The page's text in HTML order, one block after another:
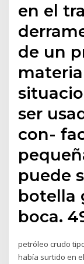
en el
de un
ser
con-
puede
botella
boca.
petróleo crudo
había surtido en